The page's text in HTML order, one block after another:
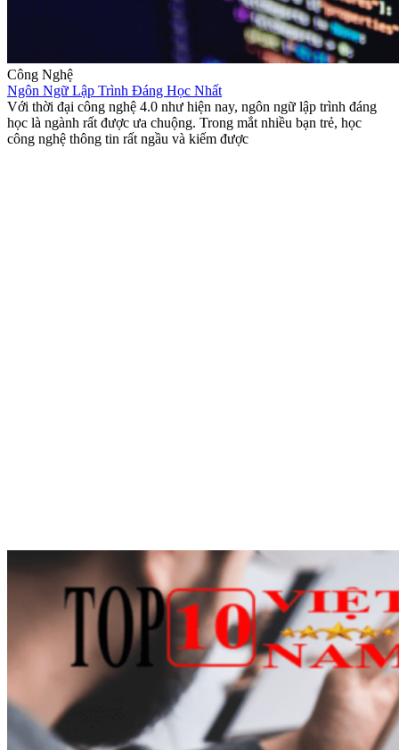
Công Nghệ
Ngôn Ngữ Lập Trình Đáng Học Nhất
Với thời đại công nghệ 4.0 như hiện nay, ngôn ngữ lập trình đáng
học là ngành rất được ưa chuộng. Trong mắt nhiều bạn trẻ, học
công nghệ thông tin rất ngầu và kiếm được